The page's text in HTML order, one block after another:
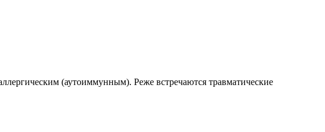
(аутоиммунным). Реже встречаются травматические